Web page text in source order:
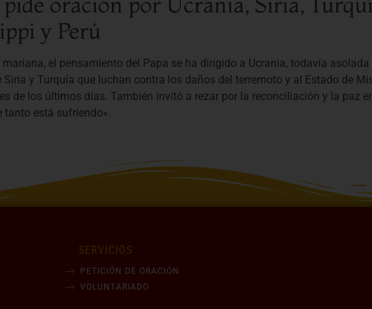
y Perú
el pensamiento del Papa se ha dirigido a Ucrania, todavía asolada
Siria y Turquía que luchan contra los daños del terremoto y al Estado de
de los últimos días. También invitó a rezar por la reconciliación y la paz
tanto está sufriendo».
SERVICIOS
PETICIÓN DE ORACIÓN
VOLUNTARIADO